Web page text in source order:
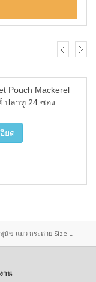
Pouch Mackerel
ปลาทู 24 ซอง
ยด
สุนัข แมว กระต่าย Size L
าน